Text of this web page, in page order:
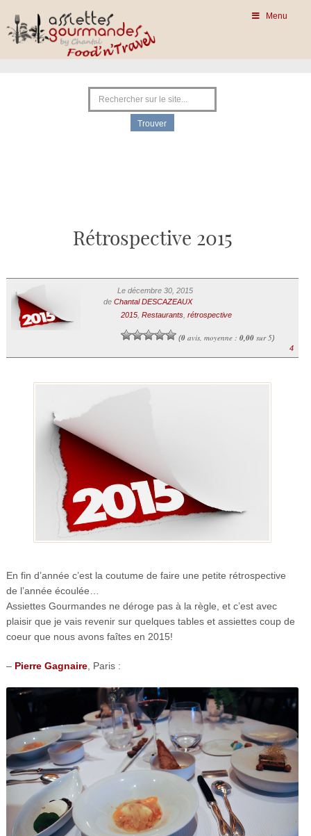
Menu
Rétrospective 2015
Le décembre 30, 2015
de Chantal DESCAZEAUX
2015, Restaurants, rétrospective
(0avis, moyenne : 0,00sur 5)
4
En fin d’année c’est la coutume de faire une petite rétrospective
de l’année écoulée…
Assiettes Gourmandes ne déroge pas à la règle, et c’est avec
plaisir que je vais revenir sur quelques tables et assiettes coup de
coeur que nous avons faîtes en 2015!
– Pierre Gagnaire, Paris :